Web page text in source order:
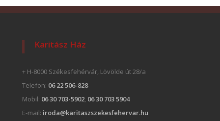
Karitász Ház
+ H-8000 Székesfehérvár, Lövölde út 28/a
Telefon: 06 22 506-828
Mobil: 06 30 703-5902, 06 30 703 5904
E-mail: iroda@karitaszszekesfehervar.hu